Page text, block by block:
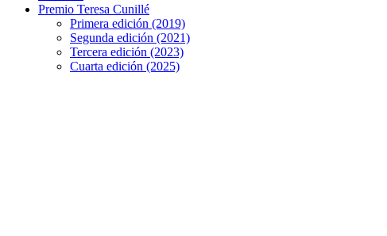
Premio Teresa Cunillé
Primera edición (2019)
Segunda edición (2021)
Tercera edición (2023)
Cuarta edición (2025)